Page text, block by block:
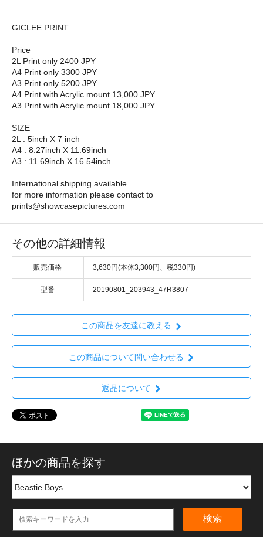
GICLEE PRINT
Price
2L Print only 2400 JPY
A4 Print only 3300 JPY
A3 Print only 5200 JPY
A4 Print with Acrylic mount 13,000 JPY
A3 Print with Acrylic mount 18,000 JPY
SIZE
2L : 5inch X 7 inch
A4 : 8.27inch X 11.69inch
A3 : 11.69inch X 16.54inch
International shipping available.
for more information please contact to
prints@showcasepictures.com
その他の詳細情報
販売価格 3,630円(本体3,300円、税330円)
型番 20190801_203943_47R3807
この商品を友達に教える
この商品について問い合わせる
返品について
ほかの商品を探す
検索